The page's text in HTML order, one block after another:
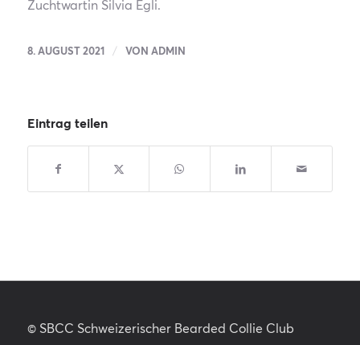
Zuchtwartin Silvia Egli.
8. AUGUST 2021 / VON ADMIN
Eintrag teilen
© SBCC Schweizerischer Bearded Collie Club